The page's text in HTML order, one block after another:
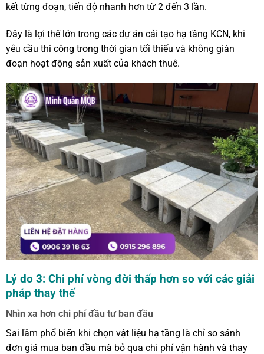
kết từng đoạn, tiến độ nhanh hơn từ 2 đến 3 lần.
Đây là lợi thế lớn trong các dự án cải tạo hạ tầng KCN, khi
yêu cầu thi công trong thời gian tối thiểu và không gián
đoạn hoạt động sản xuất của khách thuê.
Lý do 3: Chi phí vòng đời thấp hơn so với các giải
pháp thay thế
Nhìn xa hơn chi phí đầu tư ban đầu
Sai lầm phổ biến khi chọn vật liệu hạ tầng là chỉ so sánh
đơn giá mua ban đầu mà bỏ qua chi phí vận hành và thay